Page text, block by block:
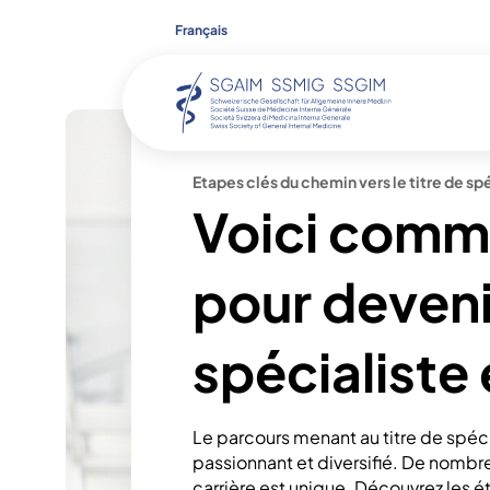
Français
Profession de spécialiste en MIG
Etapes clés du chemin vers le
Programme de formation
Lieux de formation
Examen de spécialiste
Programme de formation
formation continue
Qualité
Recherche
Etapes clés du chemin vers le titre de
Voici
pour
spécialiste
Le parcours menant au titre de
passionnant et diversifié. De